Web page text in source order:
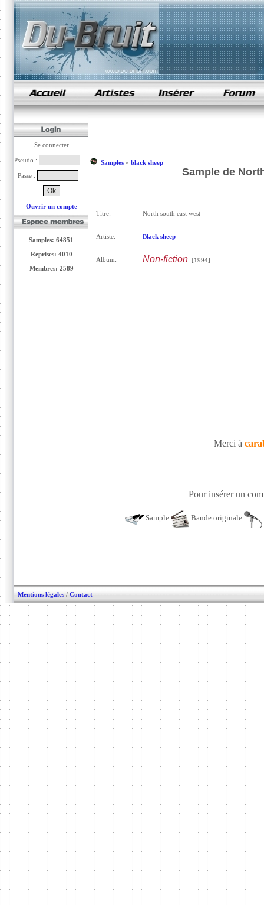
samples de rap
Se connecter
Pseudo :
Passe :
Ouvrir un compte
Samples: 64851
Reprises: 4010
Membres: 2589
Samples» black sheep
Sample de
Titre: North south east west
Artiste: Black sheep
Album: Non-fiction[1994]
Merci à
Pour insérer un
Sample Bande originale
Mentions légales / Contact